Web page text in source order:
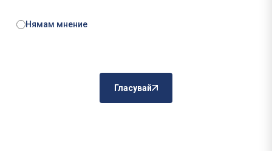
Нямам мнение
Гласувай